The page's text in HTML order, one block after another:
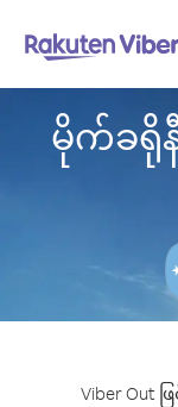
မိုက်ခရိုနီ
Viber Out